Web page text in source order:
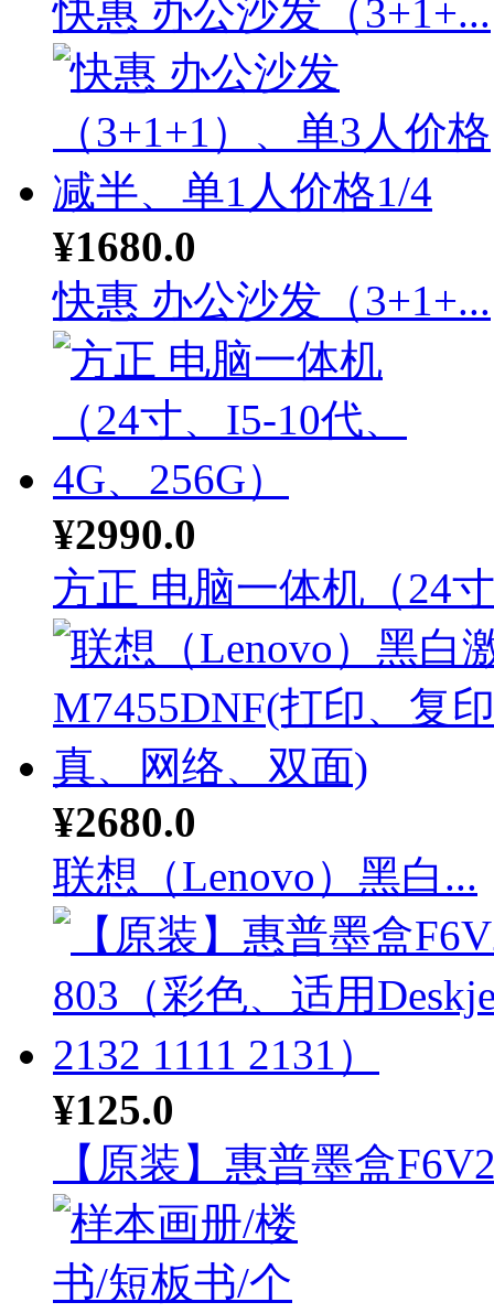
快惠 办公沙发（3+1+...
¥1680.0
快惠 办公沙发（3+1+...
¥2990.0
方正 电脑一体机（24
¥2680.0
联想（Lenovo）黑白...
¥125.0
【原装】惠普墨盒